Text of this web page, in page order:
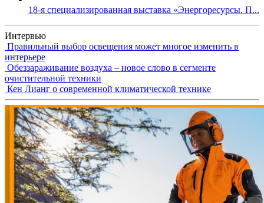
18-я специализированная выставка «Энергоресурсы. П...
Интервью
Правильный выбор освещения может многое изменить в
интерьере
Обеззараживание воздуха – новое слово в сегменте
очистительной техники
Кен Лианг о современной климатической технике